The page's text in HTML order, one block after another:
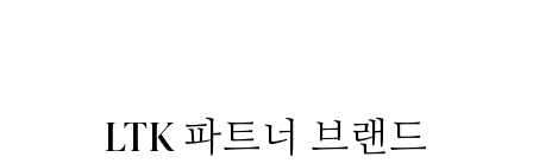
LTK 파트너 브랜드